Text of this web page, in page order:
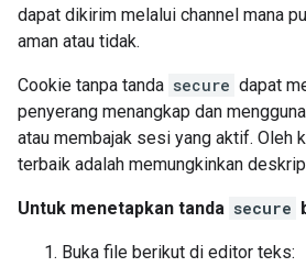
dapat dikirim melalui channel mana
aman atau tidak.
Cookie tanpa tanda secure dapat
penyerang menangkap dan
atau membajak sesi yang aktif. Oleh
terbaik adalah memungkinkan
Untuk menetapkan tanda secure
Buka file berikut di editor teks: